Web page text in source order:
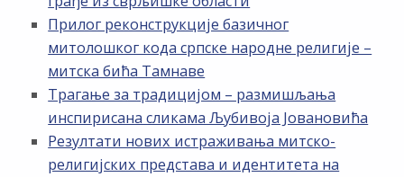
Прилог реконструкције базичног
митолошког кода српске народне религије –
митска бића Тамнаве
Трагање за традицијом – размишљања
инспирисана сликама Љубивоја Јовановића
Резултати нових истраживања митско-
религијских представа и идентитета на